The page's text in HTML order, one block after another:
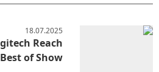
18.07.2025
Best of Show